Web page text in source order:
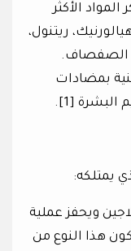
الأكثر
ريتنول،
الصفصاف.
بمضادات
[1].
يمتلكه:
ويحفز عملية
هذا النوع من